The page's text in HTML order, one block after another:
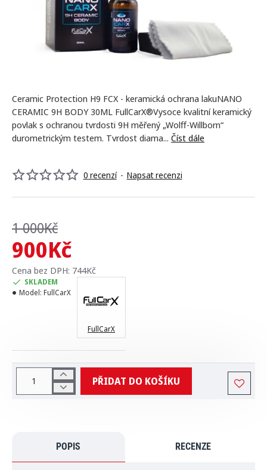
Ceramic Protection H9 FCX - keramická ochrana lakuNANO
CERAMIC 9H BODY 30ML FullCarX®Vysoce kvalitní keramický
povlak s ochranou tvrdosti 9H měřený „Wolff-Willborn“
durometrickým testem. Tvrdost diama... Číst dále
0 recenzí - Napsat recenzi
900Kč
1 000Kč
Cena bez DPH: 744Kč
SKLADEM
Model: FullCarX
FullCarX
PŘIDAT DO KOŠÍKU
POPIS RECENZE